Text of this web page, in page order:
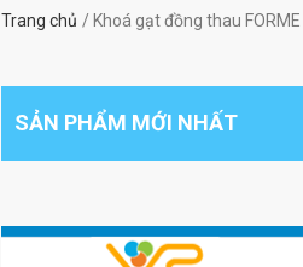
Trang chủ Khoá gạt đồng thau FORME
SẢN PHẨM MỚI NHẤT